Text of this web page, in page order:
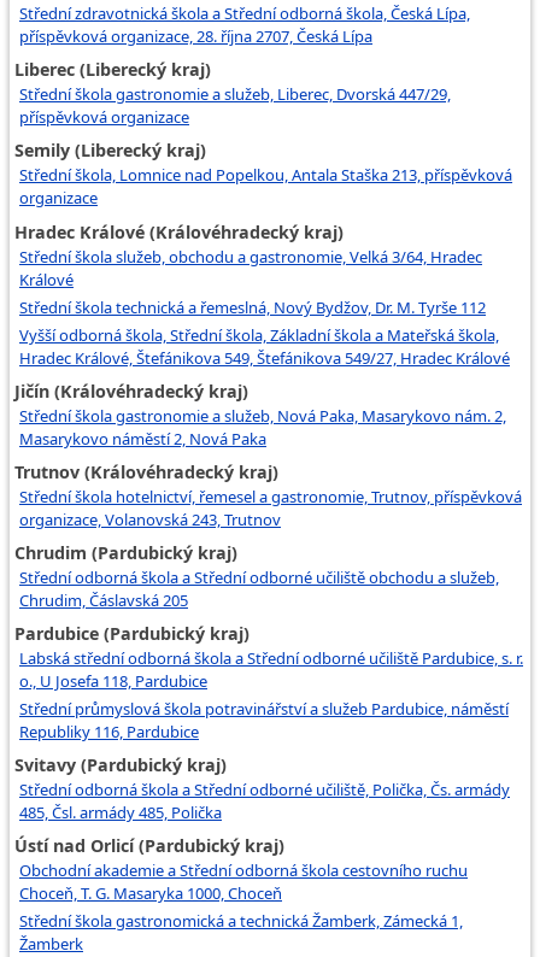
Střední zdravotnická škola a Střední odborná škola, Česká Lípa,
příspěvková organizace, 28. října 2707, Česká Lípa
Liberec (Liberecký kraj)
Střední škola gastronomie a služeb, Liberec, Dvorská 447/29,
příspěvková organizace
Semily (Liberecký kraj)
Střední škola, Lomnice nad Popelkou, Antala Staška 213, příspěvková
organizace
Hradec Králové (Královéhradecký kraj)
Střední škola služeb, obchodu a gastronomie, Velká 3/64, Hradec
Králové
Střední škola technická a řemeslná, Nový Bydžov, Dr. M. Tyrše 112
Vyšší odborná škola, Střední škola, Základní škola a Mateřská škola,
Hradec Králové, Štefánikova 549, Štefánikova 549/27, Hradec Králové
Jičín (Královéhradecký kraj)
Střední škola gastronomie a služeb, Nová Paka, Masarykovo nám. 2,
Masarykovo náměstí 2, Nová Paka
Trutnov (Královéhradecký kraj)
Střední škola hotelnictví, řemesel a gastronomie, Trutnov, příspěvková
organizace, Volanovská 243, Trutnov
Chrudim (Pardubický kraj)
Střední odborná škola a Střední odborné učiliště obchodu a služeb,
Chrudim, Čáslavská 205
Pardubice (Pardubický kraj)
Labská střední odborná škola a Střední odborné učiliště Pardubice, s. r.
o., U Josefa 118, Pardubice
Střední průmyslová škola potravinářství a služeb Pardubice, náměstí
Republiky 116, Pardubice
Svitavy (Pardubický kraj)
Střední odborná škola a Střední odborné učiliště, Polička, Čs. armády
485, Čsl. armády 485, Polička
Ústí nad Orlicí (Pardubický kraj)
Obchodní akademie a Střední odborná škola cestovního ruchu
Choceň, T. G. Masaryka 1000, Choceň
Střední škola gastronomická a technická Žamberk, Zámecká 1,
Žamberk